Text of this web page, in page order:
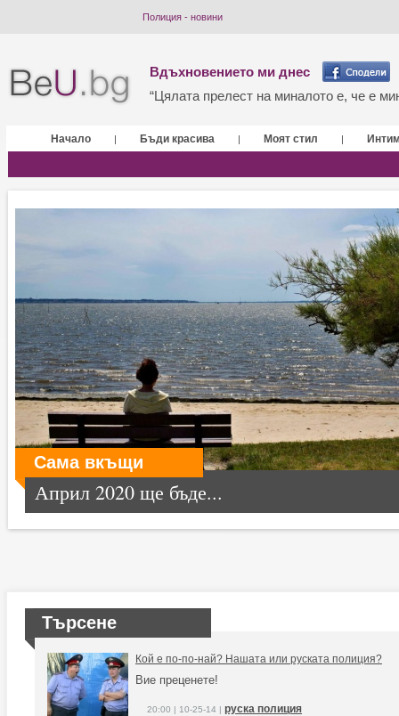
Полиция - новини
Вдъхновението ми днес
“Цялата прелест на миналото е, че е
Начало | Бъди красива | Моят стил |
Сама вкъщи
Април 2020 ще бъде...
Търсене
Кой е по-по-най? Нашата или руската полиция?
Вие преценете!
20:00 | 10-25-14 | руска полиция